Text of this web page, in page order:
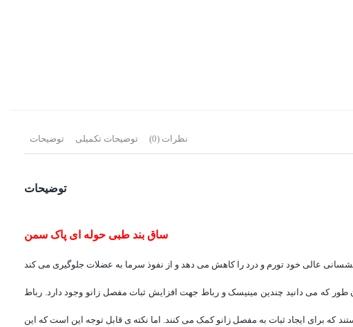
توضیحات توضیحات تکمیلی نظرات (0)
توضیحات
ساق بند طبی حوله ای پاک سمن
که می دانید چندین مینیسک و رباط جهت افزایش ثبات مفصل زانو وجود دارد. رباط
که برای ایجاد ثبات به مفصل زانو کمک می کنند. اما نکته ی قابل توجه این است که این